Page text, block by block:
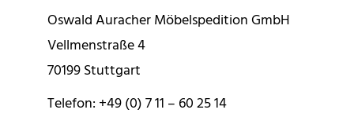
Oswald Auracher Möbelspedition GmbH
Vellmenstraße 4
70199 Stuttgart
Telefon: +49 (0) 7 11 – 60 25 14